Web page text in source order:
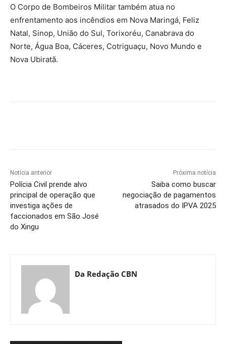
O Corpo de Bombeiros Militar também atua no
enfrentamento aos incêndios em Nova Maringá, Feliz
Natal, Sinop, União do Sul, Torixoréu, Canabrava do
Norte, Água Boa, Cáceres, Cotriguaçu, Novo Mundo e
Nova Ubiratã.
Notícia anterior
Polícia Civil prende alvo
principal de operação que
investiga ações de
faccionados em São José
do Xingu
Próxima notícia
Saiba como buscar
negociação de pagamentos
atrasados do IPVA 2025
Da Redação CBN